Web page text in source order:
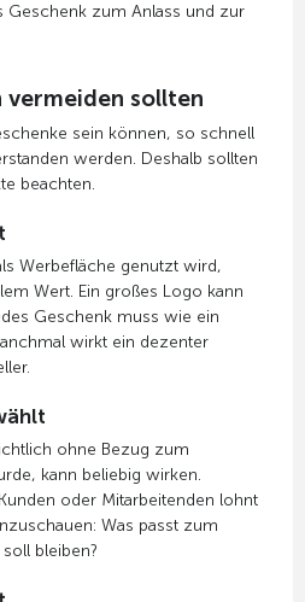
Geschenk zum Anlass und zur
vermeiden sollten
sein können, so schnell
werden. Deshalb sollten
beachten.
Werbefläche genutzt wird,
Wert. Ein großes Logo kann
Geschenk muss wie ein
wirkt ein dezenter
ohne Bezug zum
kann beliebig wirken.
oder Mitarbeitenden lohnt
Was passt zum
bleiben?